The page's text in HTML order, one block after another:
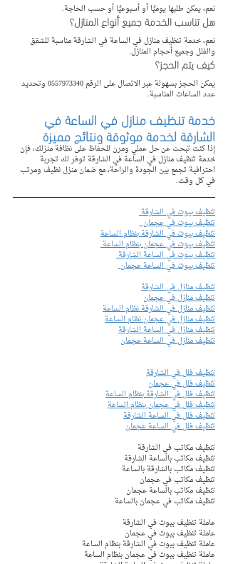
نعم، يمكن طلبها يوميًا أو أسبوعيًا أو حسب الحاجة.
هل تناسب الخدمة جميع أنواع المنازل؟
نعم، خدمة تنظيف منازل في الساعة في الشارقة مناسبة للشقق
والفلل وجميع أحجام المنازل.
كيف يتم الحجز؟
يمكن الحجز بسهولة عبر الاتصال على الرقم 0557973340 وتحديد
عدد الساعات المناسبة.
خدمة تنظيف منازل في الساعة في
الشارقة لخدمة موثوقة ونتائج مميزة
إذا كنت تبحث عن حل عملي ومرن للحفاظ على نظافة منزلك، فإن
خدمة تنظيف منازل في الساعة في الشارقة توفر لك تجربة
احترافية تجمع بين الجودة والراحة، مع ضمان منزل نظيف ومرتب
في كل وقت.
تنظيف بيوت في الشارقة
تنظيف بيوت في عجمان
تنظيف بيوت في الشارقة بنظام الساعة
تنظيف بيوت في عجمان بنظام الساعة
تنظيف بيوت في الساعة الشارقة
تنظيف بيوت في الساعة عجمان
تنظيف منازل في الشارقة
تنظيف منازل في عجمان
تنظيف منازل في الشارقة نظام الساعة
تنظيف منازل في عجمان نظام الساعة
تنظيف منازل في الساعة الشارقة
تنظيف منازل في الساعة عجمان
تنظيف فلل في الشارقة
تنظيف فلل في عجمان
تنظيف فلل في الشارقة بنظام الساعة
تنظيف فلل في عجمان بنظام الساعة
تنظيف فلل في الساعة الشارقة
تنظيف فلل في الساعة عجمان
تنظيف مكاتب في الشارقة
تنظيف مكاتب بالساعة الشارقة
تنظيف مكاتب بالشارقة بالساعة
تنظيف مكاتب في عجمان
تنظيف مكاتب بالساعة عجمان
تنظيف مكاتب في عجمان بالساعة
عاملة تنظيف بيوت في الشارقة
عاملة تنظيف بيوت في عجمان
عاملة تنظيف بيوت في الشارقة بنظام الساعة
عاملة تنظيف بيوت في عجمان بنظام الساعة